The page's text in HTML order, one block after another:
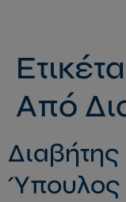
Από
Ύπουλος